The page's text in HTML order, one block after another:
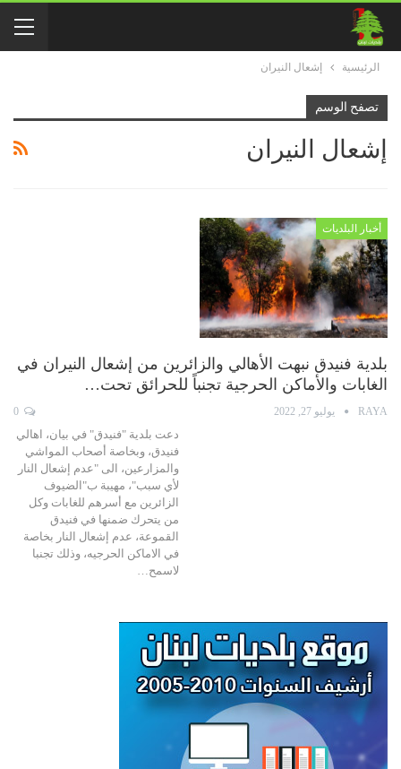
الرئيسية إشعال النيران
تصفح الوسم
إشعال النيران
أخبار البلديات
بلدية فنيدق نبهت الأهالي والزائرين من إشعال النيران في
الغابات والأماكن الحرجية تجنباً للحرائق تحت…
RAYA يوليو 27, 2022
دعت بلدية "فنيدق" في بيان، اهالي
فنيدق، وبخاصة أصحاب المواشي
والمزارعين، الى "عدم إشعال النار
لأي سبب"، مهيبة ب"الضيوف
الزائرين مع أسرهم للغابات وكل
من يتحرك ضمنها في فنيدق
القموعة، عدم إشعال النار بخاصة
في الاماكن الحرجيه، وذلك تجنبا
لاسمح…